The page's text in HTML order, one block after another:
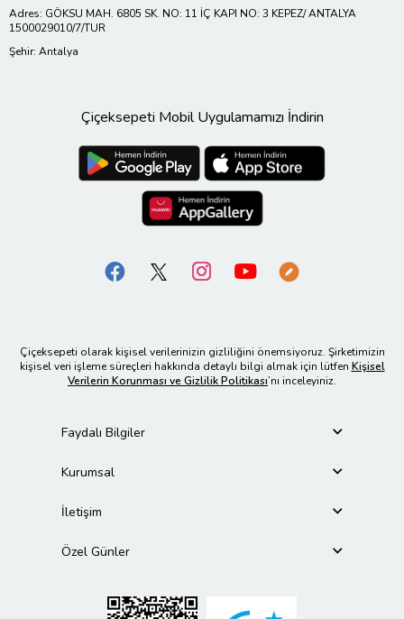
Adres: GÖKSU MAH. 6805 SK. NO: 11 İÇ KAPI NO: 3 KEPEZ/ ANTALYA
1500029010/7/TUR
Şehir: Antalya
Çiçeksepeti Mobil Uygulamamızı İndirin
Çiçeksepeti olarak kişisel verilerinizin gizliliğini önemsiyoruz. Şirketimizin
kişisel veri işleme süreçleri hakkında detaylı bilgi almak için lütfen Kişisel
Verilerin Korunması ve Gizlilik Politikası’nı inceleyiniz.
Faydalı Bilgiler
Kurumsal
İletişim
Özel Günler